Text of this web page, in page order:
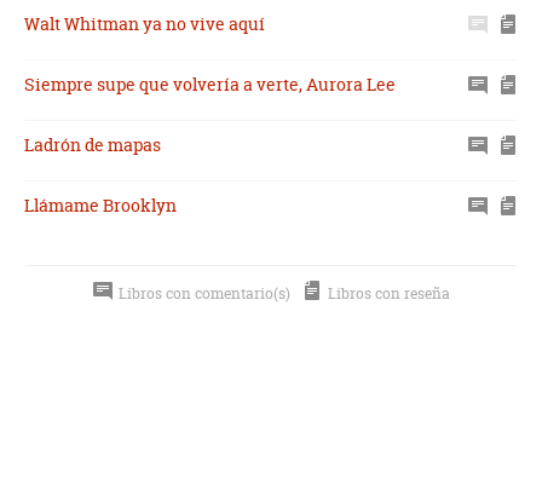
Walt Whitman ya no vive aquí
Siempre supe que volvería a verte, Aurora Lee
Ladrón de mapas
Llámame Brooklyn
Libros con comentario(s) Libros con reseña